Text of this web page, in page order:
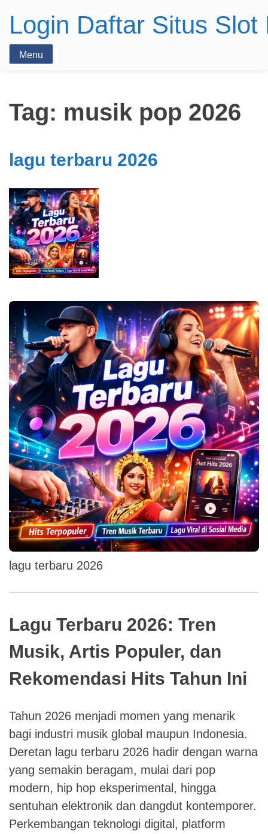
Login Daftar Situs Slot
Menu
Tag: musik pop 2026
lagu terbaru 2026
lagu terbaru 2026
Lagu Terbaru 2026: Tren
Musik, Artis Populer, dan
Rekomendasi Hits Tahun Ini
Tahun 2026 menjadi momen yang menarik
bagi industri musik global maupun Indonesia.
Deretan lagu terbaru 2026 hadir dengan warna
yang semakin beragam, mulai dari pop
modern, hip hop eksperimental, hingga
sentuhan elektronik dan dangdut kontemporer.
Perkembangan teknologi digital, platform